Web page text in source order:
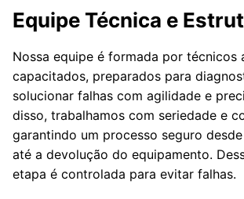
Equipe Técnica e
Nossa equipe é formada por técnicos
capacitados, preparados para
solucionar falhas com agilidade e
disso, trabalhamos com seriedade e
garantindo um processo seguro
até a devolução do equipamento.
etapa é controlada para evitar falhas.